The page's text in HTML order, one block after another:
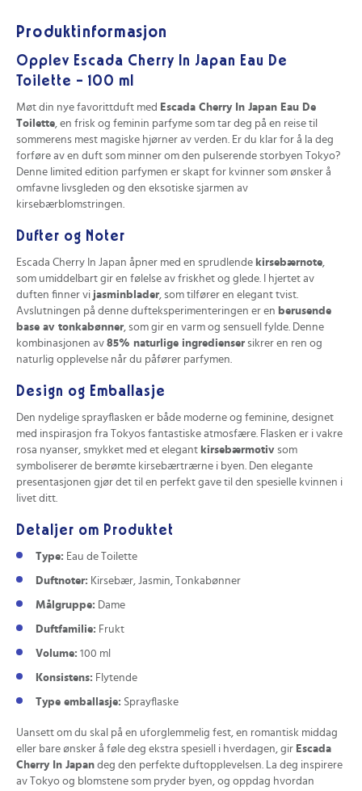
Produktinformasjon
Opplev Escada Cherry In Japan Eau De
Toilette - 100 ml
Møt din nye favorittduft med Escada Cherry In Japan Eau De
Toilette , en frisk og feminin parfyme som tar deg på en reise til
sommerens mest magiske hjørner av verden. Er du klar for å la deg
forføre av en duft som minner om den pulserende storbyen Tokyo?
Denne limited edition parfymen er skapt for kvinner som ønsker å
omfavne livsgleden og den eksotiske sjarmen av
kirsebærblomstringen.
Dufter og Noter
Escada Cherry In Japan åpner med en sprudlende kirsebærnote
som umiddelbart gir en følelse av friskhet og glede. I hjertet av
duften finner vi jasminblader , som tilfører en elegant tvist.
Avslutningen på denne dufteksperimenteringen er en berusende
base av tonkabønner , som gir en varm og sensuell fylde. Denne
kombinasjonen av 85% naturlige ingredienser sikrer en ren og
naturlig opplevelse når du påfører parfymen.
Design og Emballasje
Den nydelige sprayflasken er både moderne og feminine, designet
med inspirasjon fra Tokyos fantastiske atmosfære. Flasken er i vakre
rosa nyanser, smykket med et elegant kirsebærmotiv som
symboliserer de berømte kirsebærtrærne i byen. Den elegante
presentasjonen gjør det til en perfekt gave til den spesielle kvinnen i
livet ditt.
Detaljer om Produktet
Type: Eau de Toilette
Duftnoter: Kirsebær, Jasmin, Tonkabønner
Målgruppe: Dame
Duftfamilie: Frukt
Volume: 100 ml
Konsistens: Flytende
Type emballasje: Sprayflaske
Uansett om du skal på en uforglemmelig fest, en romantisk middag
eller bare ønsker å føle deg ekstra spesiell i hverdagen, gir Escada
Cherry In Japan deg den perfekte duftopplevelsen. La deg inspirere
av Tokyo og blomstene som pryder byen, og oppdag hvordan